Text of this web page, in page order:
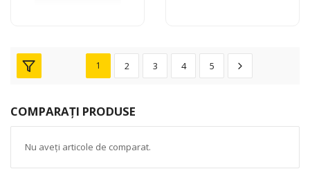
1 2 3 4 5
COMPARAȚI PRODUSE
Nu aveți articole de comparat.